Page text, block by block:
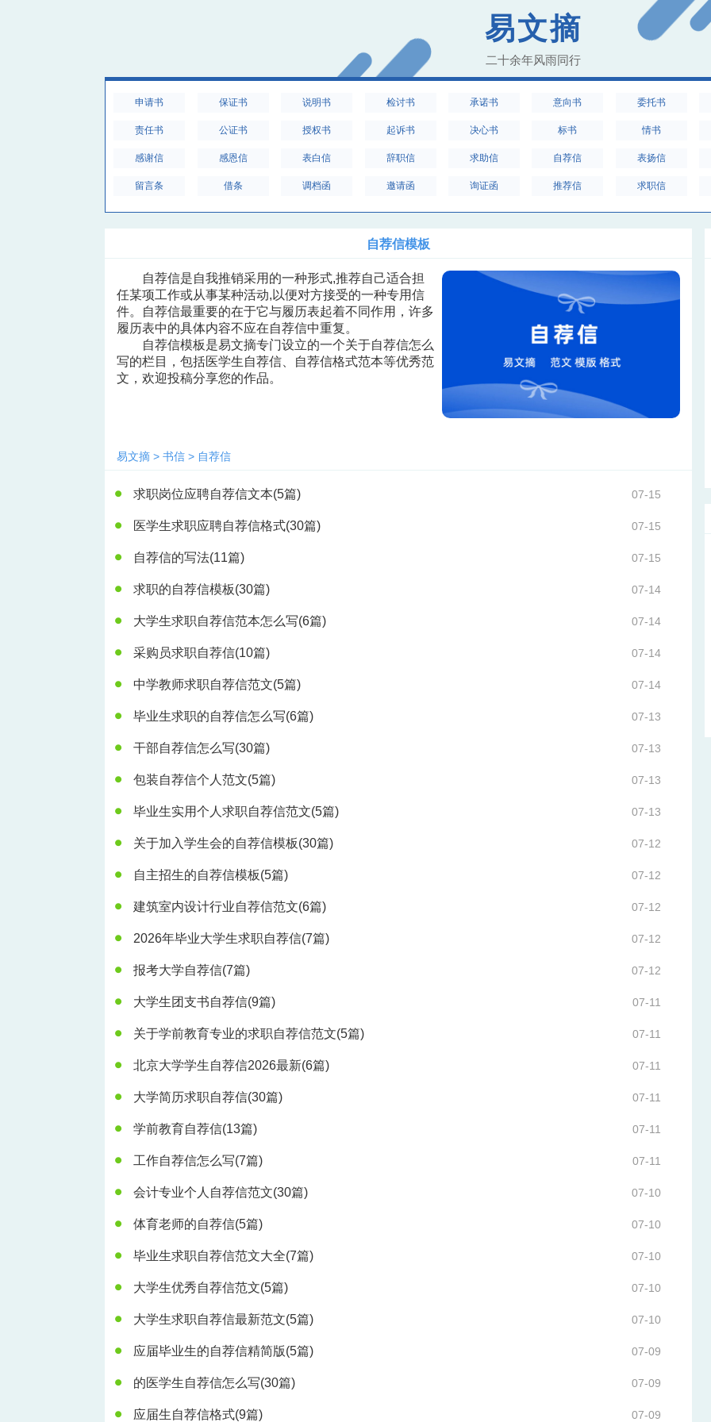
易文摘
二十余年风雨同行
申请书 保证书 说明书 检讨书 承诺书 意向书 委托书
责任书 公证书 授权书 起诉书 决心书 标书 情书
感谢信 感恩信 表白信 辞职信 求助信 自荐信 表扬信
留言条 借条 调档函 邀请函 询证函 推荐信 求职信
自荐信模板
自荐信是自我推销采用的一种形式,推荐自己适合担
任某项工作或从事某种活动,以便对方接受的一种专用信
件。自荐信最重要的在于它与履历表起着不同作用，许多
履历表中的具体内容不应在自荐信中重复。
自荐信模板是易文摘专门设立的一个关于自荐信怎么
写的栏目，包括医学生自荐信、自荐信格式范本等优秀范
文，欢迎投稿分享您的作品。
易文摘 > 书信 > 自荐信
求职岗位应聘自荐信文本(5篇) 07-15
医学生求职应聘自荐信格式(30篇) 07-15
自荐信的写法(11篇) 07-15
求职的自荐信模板(30篇) 07-14
大学生求职自荐信范本怎么写(6篇) 07-14
采购员求职自荐信(10篇) 07-14
中学教师求职自荐信范文(5篇) 07-14
毕业生求职的自荐信怎么写(6篇) 07-13
干部自荐信怎么写(30篇) 07-13
包装自荐信个人范文(5篇) 07-13
毕业生实用个人求职自荐信范文(5篇) 07-13
关于加入学生会的自荐信模板(30篇) 07-12
自主招生的自荐信模板(5篇) 07-12
建筑室内设计行业自荐信范文(6篇) 07-12
2026年毕业大学生求职自荐信(7篇) 07-12
报考大学自荐信(7篇) 07-12
大学生团支书自荐信(9篇) 07-11
关于学前教育专业的求职自荐信范文(5篇) 07-11
北京大学学生自荐信2026最新(6篇) 07-11
大学简历求职自荐信(30篇) 07-11
学前教育自荐信(13篇) 07-11
工作自荐信怎么写(7篇) 07-11
会计专业个人自荐信范文(30篇) 07-10
体育老师的自荐信(5篇) 07-10
毕业生求职自荐信范文大全(7篇) 07-10
大学生优秀自荐信范文(5篇) 07-10
大学生求职自荐信最新范文(5篇) 07-10
应届毕业生的自荐信精简版(5篇) 07-09
的医学生自荐信怎么写(30篇) 07-09
应届生自荐信格式(9篇) 07-09